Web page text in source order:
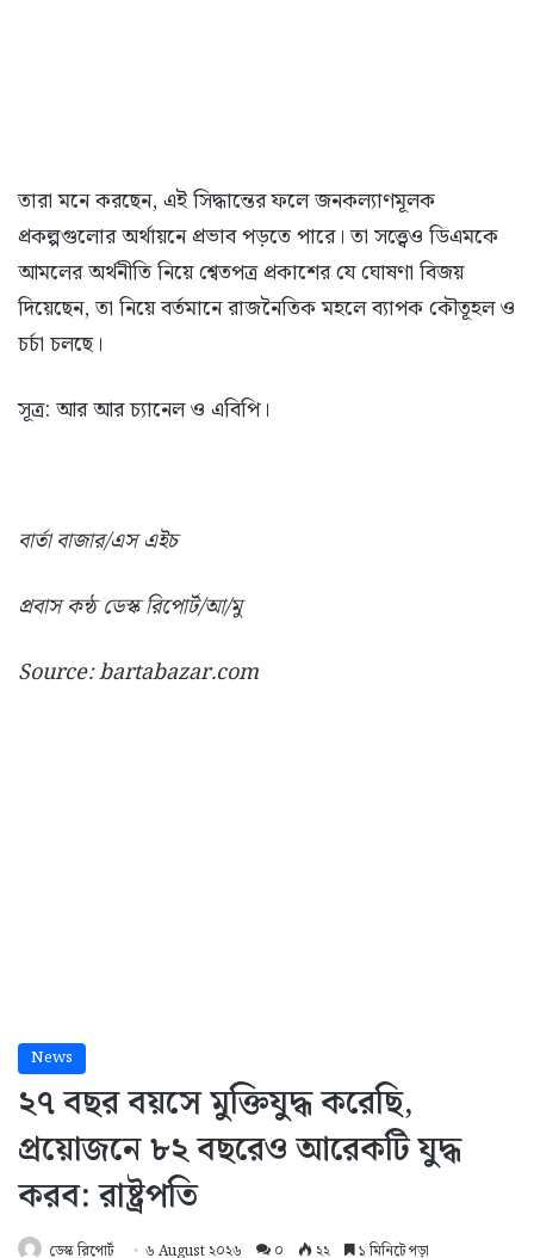
তারা মনে করছেন, এই সিদ্ধান্তের ফলে জনকল্যাণমূলক
প্রকল্পগুলোর অর্থায়নে প্রভাব পড়তে পারে। তা সত্ত্বেও ডিএমকে
আমলের অর্থনীতি নিয়ে শ্বেতপত্র প্রকাশের যে ঘোষণা বিজয়
দিয়েছেন, তা নিয়ে বর্তমানে রাজনৈতিক মহলে ব্যাপক কৌতূহল ও
চর্চা চলছে।
সূত্র: আর আর চ্যানেল ও এবিপি।
বার্তা বাজার/এস এইচ
প্রবাস কন্ঠ ডেস্ক রিপোর্ট/আ/মু
Source: bartabazar.com